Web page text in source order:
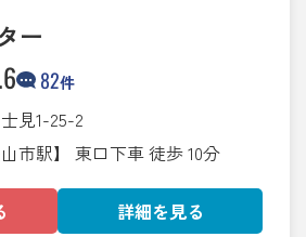
ー
82件
見1-25-2
市駅】 東口下車 徒歩 10分
詳細を見る